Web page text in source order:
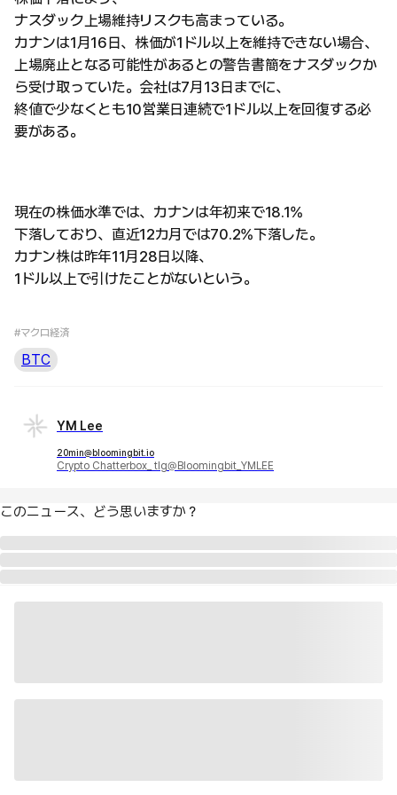
ナスダック上場維持リスクも高まっている。
カナンは1月16日、株価が1ドル以上を維持できない場合、
上場廃止となる可能性があるとの警告書簡をナスダックか
ら受け取っていた。会社は7月13日までに、
終値で少なくとも10営業日連続で1ドル以上を回復する必
要がある。
現在の株価水準では、カナンは年初来で18.1%
下落しており、直近12カ月では70.2%下落した。
カナン株は昨年11月28日以降、
1ドル以上で引けたことがないという。
#マクロ経済
BTC
YM Lee
20min@bloomingbit.io
Crypto Chatterbox_ tlg@Bloomingbit_YMLEE
このニュース、どう思いますか？